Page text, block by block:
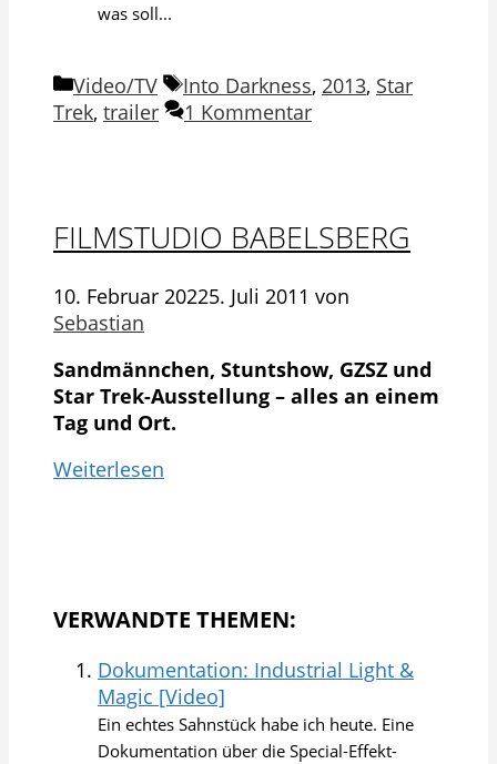
was soll...
Kategorien
Video/TV Schlagwörter
Into Darkness, 2013, Star
Trek, trailer 1 Kommentar
FILMSTUDIO BABELSBERG
10. Februar 20225. Juli 2011 von
Sebastian
Sandmännchen, Stuntshow, GZSZ und
Star Trek-Ausstellung – alles an einem
Tag und Ort.
Weiterlesen
VERWANDTE THEMEN:
Dokumentation: Industrial Light &
Magic [Video]
Ein echtes Sahnstück habe ich heute. Eine
Dokumentation über die Special-Effekt-